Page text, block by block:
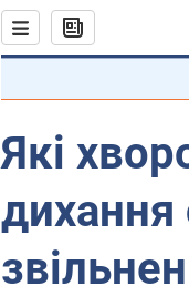
Які
дихання